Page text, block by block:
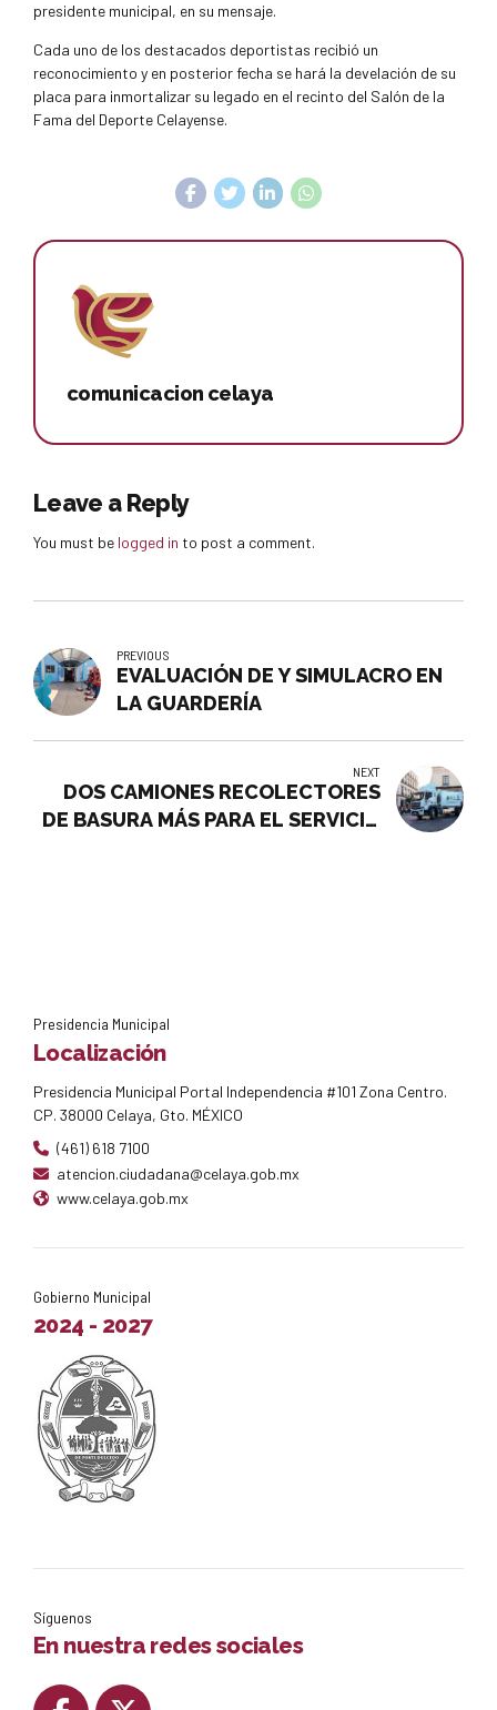
presidente municipal, en su mensaje.
Cada uno de los destacados deportistas recibió un
reconocimiento y en posterior fecha se hará la develación de su
placa para inmortalizar su legado en el recinto del Salón de la
Fama del Deporte Celayense.
comunicacion celaya
Leave a Reply
You must be logged in to post a comment.
PREVIOUS
EVALUACIÓN DE Y SIMULACRO EN
LA GUARDERÍA
NEXT
DOS CAMIONES RECOLECTORES
DE BASURA MÁS PARA EL SERVICIO
Presidencia Municipal
Localización
Presidencia Municipal Portal Independencia #101 Zona Centro.
CP. 38000 Celaya, Gto. MÉXICO
(461) 618 7100
atencion.ciudadana@celaya.gob.mx
www.celaya.gob.mx
Gobierno Municipal
2024 - 2027
Síguenos
En nuestra redes sociales